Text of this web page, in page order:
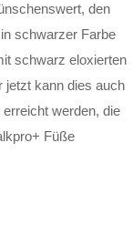
den
schwarzer Farbe
schwarz eloxierten
jetzt kann dies auch
werden, die
Füße